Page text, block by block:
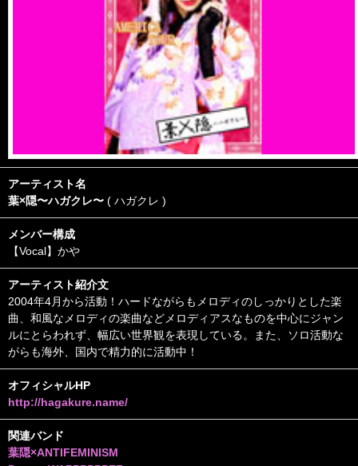
アーティスト名
葉×隠〜ハガクレ〜 ( ハガクレ )
メンバー構成
【Vocal】かや
アーティスト紹介文
2004年4月から活動！ハードながらもメロディのしっかりとした楽
曲、和風なメロディの楽曲などメロディアスなものを中心にジャン
ルにとらわれず、幅広い世界観を表現している。また、ソロ活動な
がらも海外、国内で精力的に活動中！
オフィシャルHP
http://hagakure.name/
関連バンド
葉隠×ANTIFEMINISM